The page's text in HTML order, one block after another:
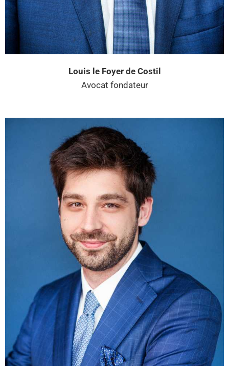
Louis le Foyer de Costil
Avocat fondateur